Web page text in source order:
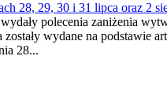
28, 29, 30 i 31 lipca oraz 2
polecenia zaniżenia
wydane na podstawie
28...